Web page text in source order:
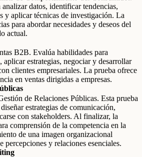
datos, identificar tendencias,
y aplicar técnicas de investigación. La
para abordar necesidades y deseos del
actual.
B2B. Evalúa habilidades para
estrategias, negociar y desarrollar
clientes empresariales. La prueba ofrece
en ventas dirigidas a empresas.
de Relaciones Públicas. Esta prueba
estrategias de comunicación,
con stakeholders. Al finalizar, la
comprensión de la competencia en la
de una imagen organizacional
percepciones y relaciones esenciales.